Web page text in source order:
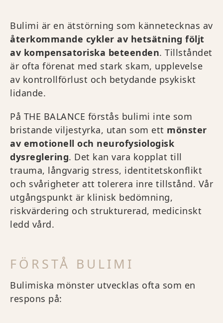
Bulimi är en ätstörning som kännetecknas av
återkommande cykler av hetsätning följt
av kompensatoriska beteenden. Tillståndet
är ofta förenat med stark skam, upplevelse
av kontrollförlust och betydande psykiskt
lidande.
På THE BALANCE förstås bulimi inte som
bristande viljestyrka, utan som ett mönster
av emotionell och neurofysiologisk
dysreglering. Det kan vara kopplat till
trauma, långvarig stress, identitetskonflikt
och svårigheter att tolerera inre tillstånd. Vår
utgångspunkt är klinisk bedömning,
riskvärdering och strukturerad, medicinskt
ledd vård.
FÖRSTÅ BULIMI
Bulimiska mönster utvecklas ofta som en
respons på: